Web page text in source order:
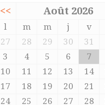
<< Août 2026
l m m j v
27
28 29 30 31
3
4 5 6 7
10
11 12 13 14
17
18 19 20 21
24
25 26 27 28